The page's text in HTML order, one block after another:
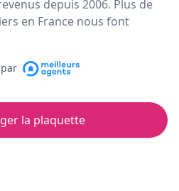
depuis 2006. Plus de
en France nous font
par
la plaquette